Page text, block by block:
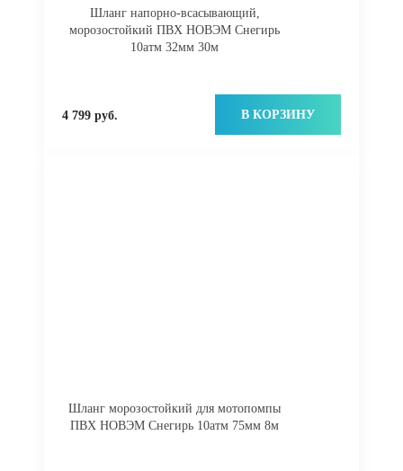
Шланг напорно-всасывающий,
морозостойкий ПВХ НОВЭМ Снегирь
10атм 32мм 30м
4 799 руб. В КОРЗИНУ
Шланг морозостойкий для мотопомпы
ПВХ НОВЭМ Снегирь 10атм 75мм 8м